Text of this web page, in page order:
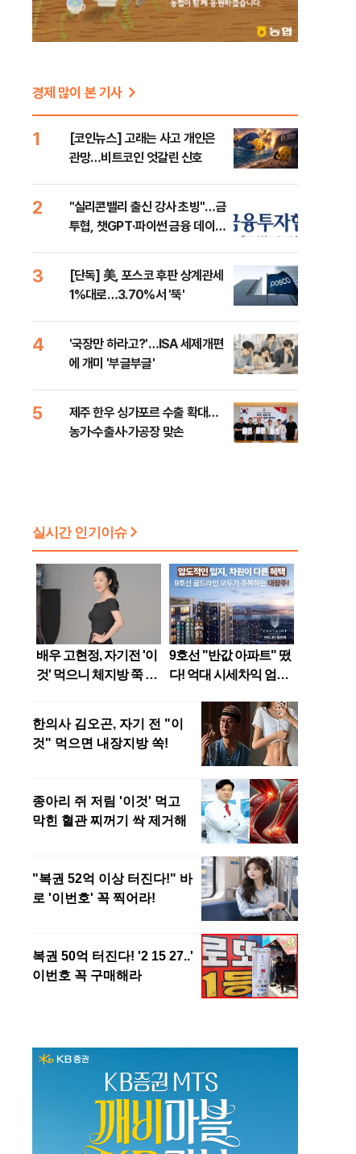
경제 많이 본 기사
1
[코인뉴스] 고래는 사고 개인은
관망…비트코인 엇갈린 신호
2
"실리콘밸리 출신 강사 초빙"…금
투협, 챗GPT·파이썬 금융 데이터
3
[단독] 美, 포스코 후판 상계관세
1%대로…3.70%서 '뚝'
4
'국장만 하라고?'…ISA 세제개편
에 개미 '부글부글'
5
제주 한우 싱가포르 수출 확대…
농가·수출사·가공장 맞손